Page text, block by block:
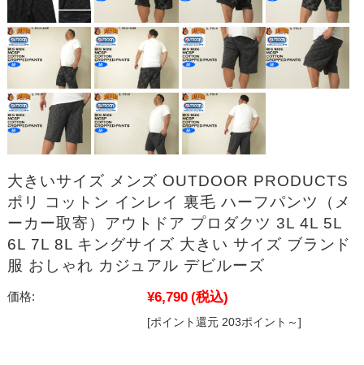
大きいサイズ メンズ OUTDOOR PRODUCTS
ポリ コットン インレイ 裏毛 ハーフパンツ（メ
ーカー取寄）アウトドア プロダクツ 3L 4L 5L
6L 7L 8L キングサイズ 大きい サイズ ブランド
服 おしゃれ カジュアル デビルーズ
価格: ¥6,790 (税込)
[ポイント還元 203ポイント～]